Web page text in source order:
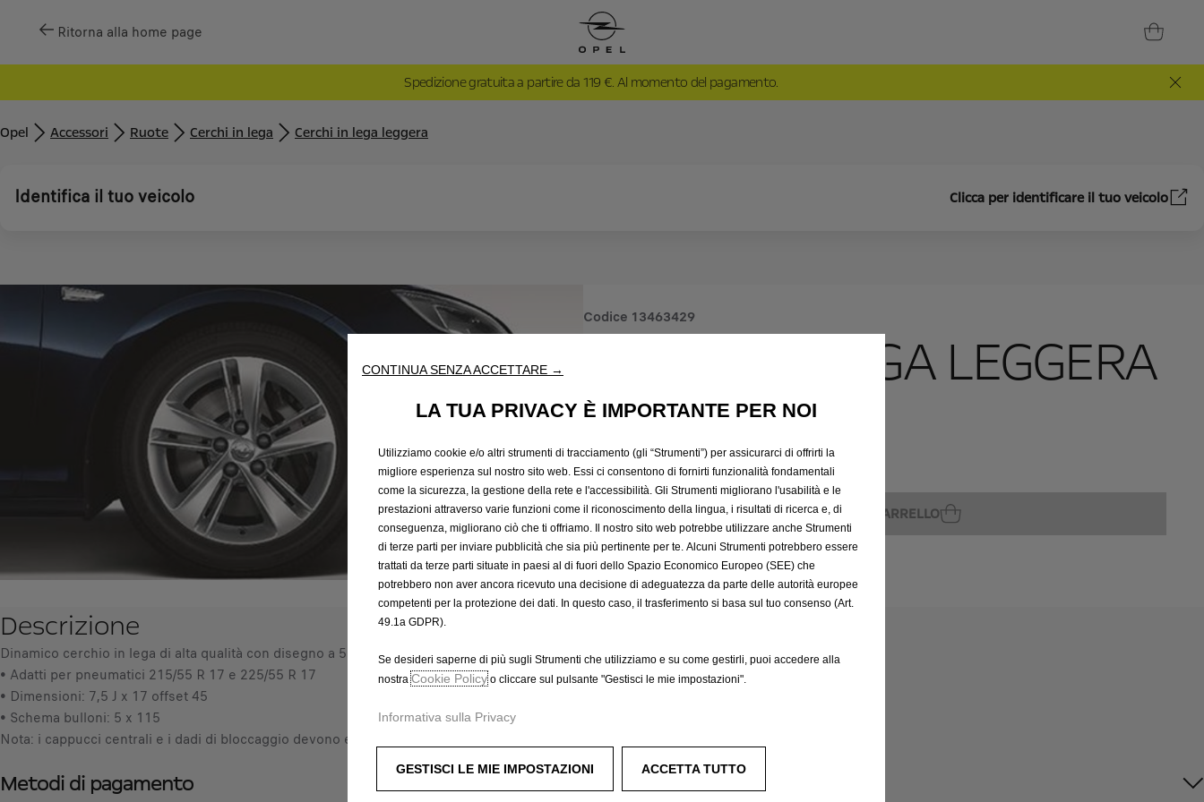
Ritorna alla home page
Spedizione gratuita a partire da 119 €. Al momento del pagamento.
Opel Accessori Ruote Cerchi in lega Cerchi in lega leggera
Identifica il tuo veicolo Clicca per identificare il tuo veicolo
Codice 13463429
CERCHI IN LEGA LEGGERA
391,79 €
P
r
i
c
e
i
s
3
,
7
I
V
A
IVA inclusa/Unità
-
+
Q
u
a
n
t
i
y
u
t
Prodotto esaurito
AGGIUNGI AL CARRELLO
Compra ora, paga dopo
Descrizione
Dinamico cerchio in lega di alta qualità con disegno a 5 razze doppie e finitura argento.
• Adatti per pneumatici 215/55 R 17 e 225/55 R 17
• Dimensioni: 7,5 J x 17 offset 45
• Schema bulloni: 5 x 115
Nota: i cappucci centrali e i dadi di bloccaggio devono essere ordinati a parte.
Metodi di pagamento
CONTINUA SENZA ACCETTARE →
LA TUA PRIVACY È IMPORTANTE PER NOI
Utilizziamo cookie e/o altri strumenti di tracciamento (gli “Strumenti”) per assicurarci di offrirti la
migliore esperienza sul nostro sito web. Essi ci consentono di fornirti funzionalità fondamentali
come la sicurezza, la gestione della rete e l'accessibilità. Gli Strumenti migliorano l'usabilità e le
prestazioni attraverso varie funzioni come il riconoscimento della lingua, i risultati di ricerca e, di
conseguenza, migliorano ciò che ti offriamo. Il nostro sito web potrebbe utilizzare anche Strumenti
di terze parti per inviare pubblicità che sia più pertinente per te. Alcuni Strumenti potrebbero essere
trattati da terze parti situate in paesi al di fuori dello Spazio Economico Europeo (SEE) che
potrebbero non aver ancora ricevuto una decisione di adeguatezza da parte delle autorità europee
competenti per la protezione dei dati. In questo caso, il trasferimento si basa sul tuo consenso (Art.
49.1a GDPR).
Se desideri saperne di più sugli Strumenti che utilizziamo e su come gestirli, puoi accedere alla
nostraCookie Policyo cliccare sul pulsante "Gestisci le mie impostazioni".
Informativa sulla Privacy
GESTISCI LE MIE IMPOSTAZIONI ACCETTA TUTTO